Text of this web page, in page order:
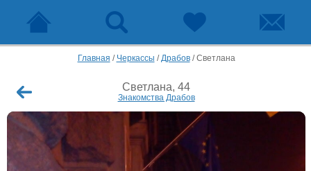
Главная / Черкассы /Драбов/Светлана
Светлана, 44
Знакомства Драбов